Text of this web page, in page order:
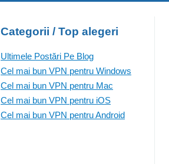
Categorii / Top alegeri
Ultimele Postări Pe Blog
Cel mai bun VPN pentru Windows
Cel mai bun VPN pentru Mac
Cel mai bun VPN pentru iOS
Cel mai bun VPN pentru Android